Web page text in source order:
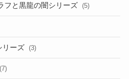
フと黒龍の闇シリーズ (5)
リーズ (3)
(7)